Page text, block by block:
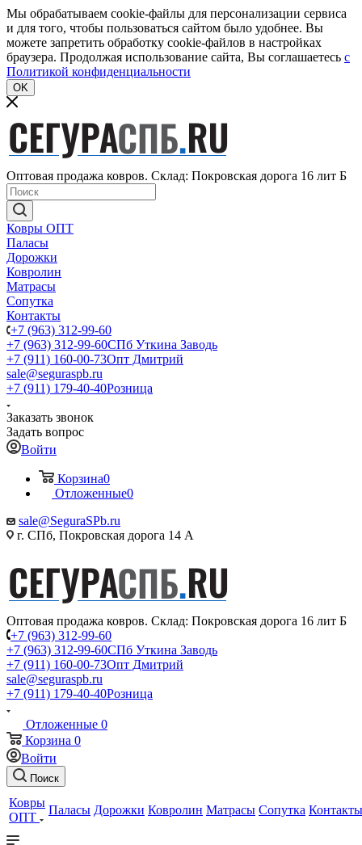
Мы обрабатываем cookie-файлы для персонализации сервиса
и для того, чтобы пользоваться сайтом было удобнее. Вы
можете запретить обработку cookie-файлов в настройках
браузера. Продолжая использование сайта, Вы соглашаетесь c
Политикой конфиденциальности
OK
Оптовая продажа ковров. Склад: Покровская дорога 16 лит Б
Ковры ОПТ
Паласы
Дорожки
Ковролин
Матрасы
Сопутка
Контакты
+7 (963) 312-99-60
+7 (963) 312-99-60СПб Уткина Заводь
+7 (911) 160-00-73Опт Дмитрий
sale@seguraspb.ru
+7 (911) 179-40-40Розница
Заказать звонок
Задать вопрос
Войти
Корзина0
Отложенные0
sale@SeguraSPb.ru
г. СПб, Покровская дорога 14 А
Оптовая продажа ковров. Склад: Покровская дорога 16 лит Б
+7 (963) 312-99-60
+7 (963) 312-99-60СПб Уткина Заводь
+7 (911) 160-00-73Опт Дмитрий
sale@seguraspb.ru
+7 (911) 179-40-40Розница
Отложенные 0
Корзина 0
Войти
Поиск
Ковры
ОПТ
Паласы Дорожки Ковролин Матрасы Сопутка Контакты